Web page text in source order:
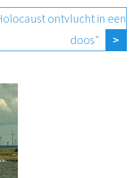
ontvlucht in een
doos"